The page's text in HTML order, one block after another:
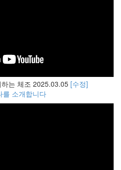
는 체조 2025.03.05 [수정]
를 소개합니다